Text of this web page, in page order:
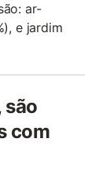
ar-
e jardim
são
com